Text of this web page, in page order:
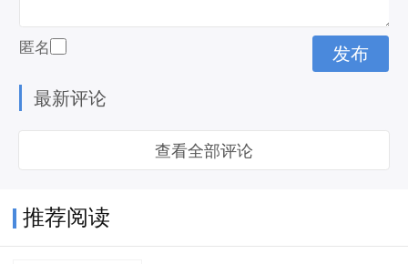
匿名
最新评论
查看全部评论
推荐阅读